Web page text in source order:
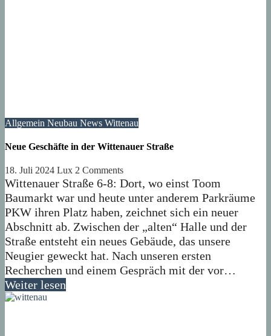
Allgemein Neubau News Wittenau
Neue Geschäfte in der Wittenauer Straße
18. Juli 2024 Lux 2 Comments
Wittenauer Straße 6-8: Dort, wo einst Toom
Baumarkt war und heute unter anderem Parkräume
PKW ihren Platz haben, zeichnet sich ein neuer
Abschnitt ab. Zwischen der „alten“ Halle und der
Straße entsteht ein neues Gebäude, das unsere
Neugier geweckt hat. Nach unseren ersten
Recherchen und einem Gespräch mit der vor…
Weiter lesen